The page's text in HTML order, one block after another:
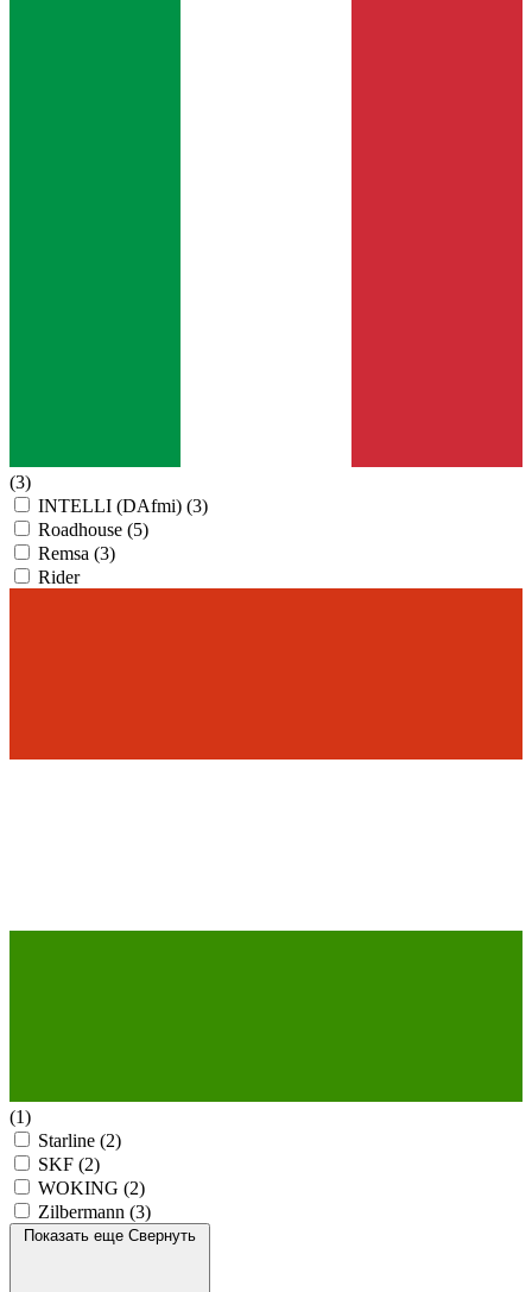
(3)
INTELLI (DAfmi) (3)
Roadhouse (5)
Remsa (3)
Rider
(1)
Starline (2)
SKF (2)
WOKING (2)
Zilbermann (3)
Показать еще Свернуть